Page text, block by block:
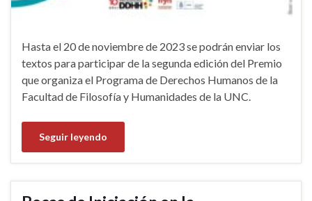
Hasta el 20 de noviembre de 2023 se podrán enviar los
textos para participar de la segunda edición del Premio
que organiza el Programa de Derechos Humanos de la
Facultad de Filosofía y Humanidades de la UNC.
Seguir leyendo